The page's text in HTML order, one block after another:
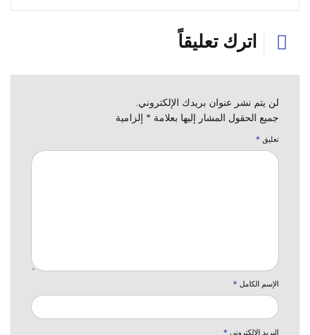
اترك تعليقاً
لن يتم نشر عنوان بريدك الإلكتروني.
جميع الحقول المشار إليها بعلامة * إلزامية
تعليق *
الإسم الكامل *
البريد الإلكتروني *